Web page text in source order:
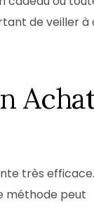
de veiller à
très efficace.
méthode peut